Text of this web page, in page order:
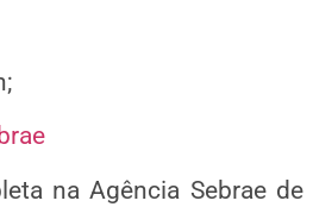
na Agência Sebrae de